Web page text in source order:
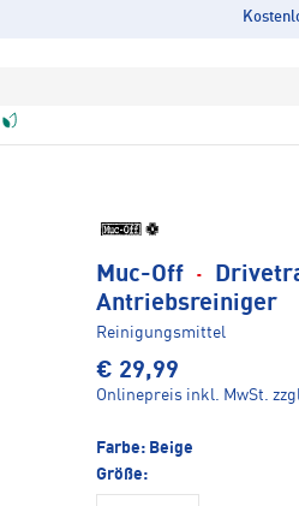
Muc-Off ·
Antriebsreiniger
Reinigungsmittel
€ 29,99
Onlinepreis inkl. MwSt. zzgl.
Farbe: Beige
Größe: